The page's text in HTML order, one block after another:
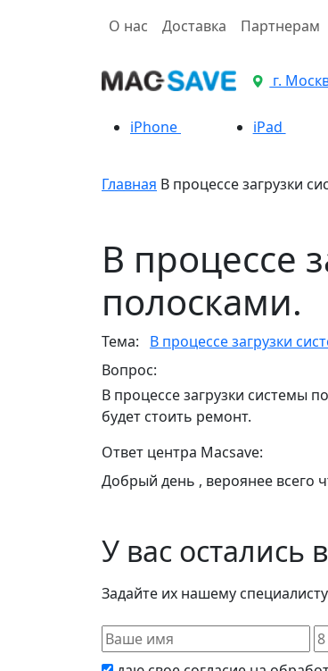
О нас Доставка Партнерам
г.
iPhone
iPad
Главная В процессе загрузки
В процессе
полосками.
Тема: В процессе загрузки
Вопрос:
В процессе загрузки системы
будет стоить ремонт.
Ответ центра Macsave:
Добрый день , вероянее всего
У вас остались
Задайте их нашему специалисту